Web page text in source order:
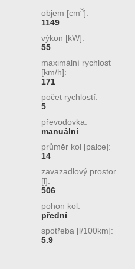
objem [cm3]:
1149
výkon [kW]:
55
maximální rychlost
[km/h]:
171
počet rychlostí:
5
převodovka:
manuální
průměr kol [palce]:
14
zavazadlový prostor
[l]:
506
pohon kol:
přední
spotřeba [l/100km]:
5.9